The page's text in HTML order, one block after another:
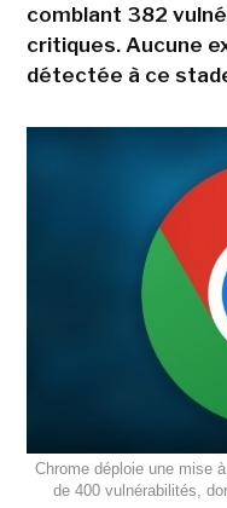
comblant 382
critiques. Aucune
détectée à ce
Chrome déploie une mise
de 400 vulnérabilités,